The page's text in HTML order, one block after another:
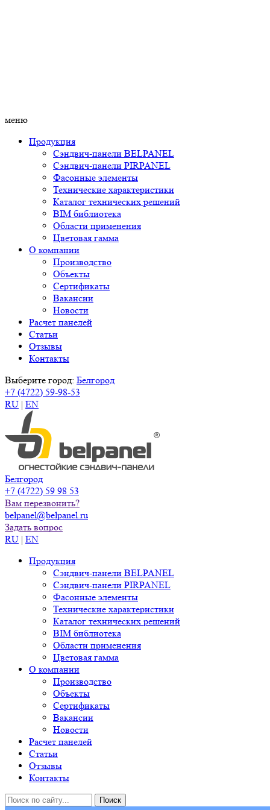
меню
Продукция
Сэндвич-панели BELPANEL
Сэндвич-панели PIRPANEL
Фасонные элементы
Технические характеристики
Каталог технических решений
BIM библиотека
Области применения
Цветовая гамма
О компании
Производство
Объекты
Сертификаты
Вакансии
Новости
Расчет панелей
Статьи
Отзывы
Контакты
Выберите город: Белгород
+7 (4722) 59-98-53
RU | EN
Белгород
+7 (4722) 59 98 53
Вам перезвонить?
belpanel@belpanel.ru
Задать вопрос
RU | EN
Продукция
Сэндвич-панели BELPANEL
Сэндвич-панели PIRPANEL
Фасонные элементы
Технические характеристики
Каталог технических решений
BIM библиотека
Области применения
Цветовая гамма
О компании
Производство
Объекты
Сертификаты
Вакансии
Новости
Расчет панелей
Статьи
Отзывы
Контакты